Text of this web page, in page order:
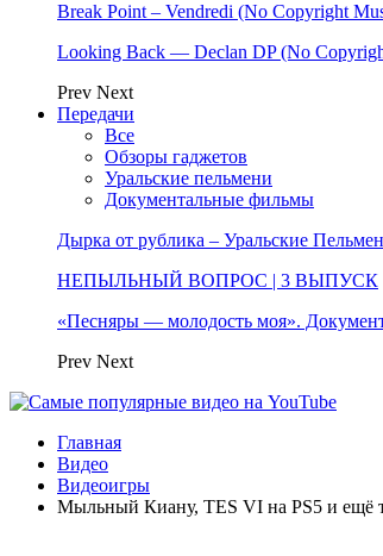
Break Point – Vendredi (No Copyright
Looking Back — Declan DP (No
Prev Next
Передачи
Все
Обзоры гаджетов
Уральские пельмени
Документальные фильмы
Дырка от рублика – Уральские
НЕПЫЛЬНЫЙ ВОПРОС | 3 ВЫПУСК
«Песняры — молодость моя».
Prev Next
Главная
Видео
Видеоигры
Мыльный Киану, TES VI на PS5 и